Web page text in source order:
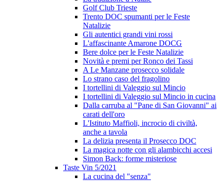
Golf Club Trieste
Trento DOC spumanti per le Feste
Natalizie
Gli autentici grandi vini rossi
L'affascinante Amarone DOCG
Bere dolce per le Feste Natalizie
Novità e premi per Ronco dei Tassi
A Le Manzane prosecco solidale
Lo strano caso del fragolino
I tortellini di Valeggio sul Mincio
I tortellini di Valeggio sul Mincio in cucina
Dalla carruba al "Pane di San Giovanni" ai
carati dell'oro
L'Istituto Maffioli, incrocio di civiltà,
anche a tavola
La delizia presenta il Prosecco DOC
La magica notte con gli alambicchi accesi
Simon Back: forme misteriose
Taste Vin 5/2021
La cucina del "senza"